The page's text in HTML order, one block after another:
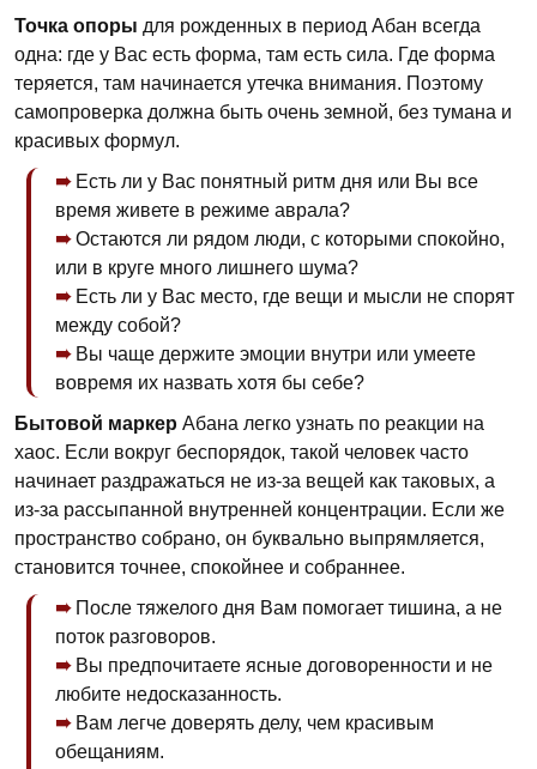
Точка опоры для рожденных в период Абан всегда
одна: где у Вас есть форма, там есть сила. Где форма
теряется, там начинается утечка внимания. Поэтому
самопроверка должна быть очень земной, без тумана и
красивых формул.
Есть ли у Вас понятный ритм дня или Вы все
время живете в режиме аврала?
Остаются ли рядом люди, с которыми спокойно,
или в круге много лишнего шума?
Есть ли у Вас место, где вещи и мысли не спорят
между собой?
Вы чаще держите эмоции внутри или умеете
вовремя их назвать хотя бы себе?
Бытовой маркер Абана легко узнать по реакции на
хаос. Если вокруг беспорядок, такой человек часто
начинает раздражаться не из-за вещей как таковых, а
из-за рассыпанной внутренней концентрации. Если же
пространство собрано, он буквально выпрямляется,
становится точнее, спокойнее и собраннее.
После тяжелого дня Вам помогает тишина, а не
поток разговоров.
Вы предпочитаете ясные договоренности и не
любите недосказанность.
Вам легче доверять делу, чем красивым
обещаниям.